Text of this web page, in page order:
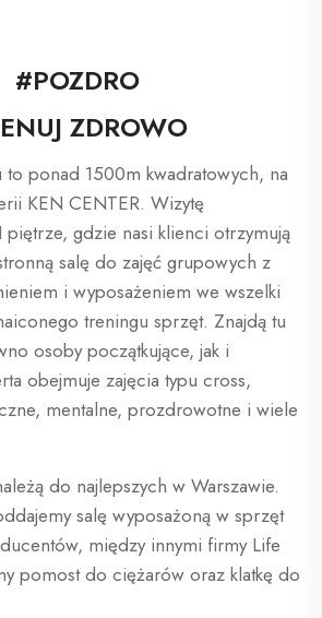
#POZDRO
ZDROWO
ponad 1500m kwadratowych, na
KEN CENTER. Wizytę
piętrze, gdzie nasi klienci otrzymują
salę do zajęć grupowych z
i wyposażeniem we wszelki
treningu sprzęt. Znajdą tu
osoby początkujące, jak i
obejmuje zajęcia typu cross,
mentalne, prozdrowotne i wiele
do najlepszych w Warszawie.
salę wyposażoną w sprzęt
między innymi firmy Life
pomost do ciężarów oraz klatkę do